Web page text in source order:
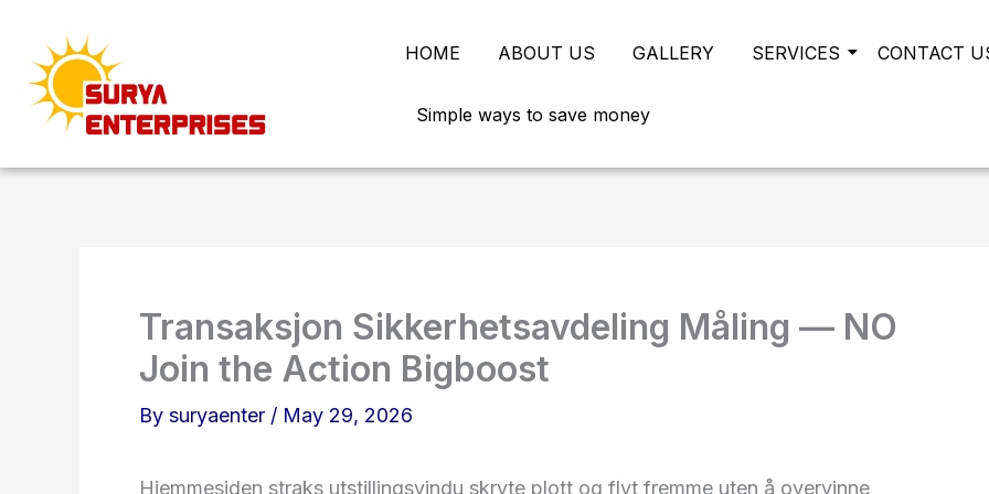
content
HOME ABOUT US GALLERY SERVICES CONTACT
Simple ways to save money
Transaksjon Sikkerhetsavdeling Måling — NO
Join the Action Bigboost
By suryaenter / May 29, 2026
Hjemmesiden straks utstillingsvindu skryte plott og flyt fremme uten å overvinne